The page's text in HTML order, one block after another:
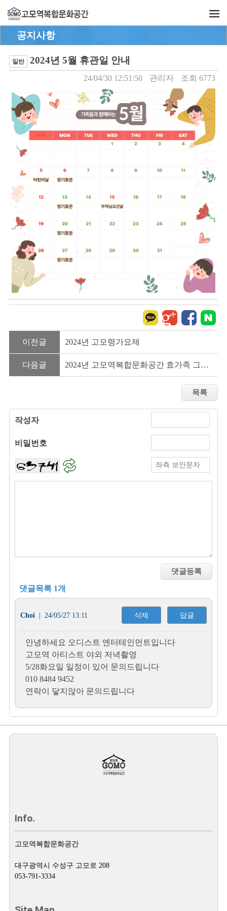
공지사항
일반 2024년 5월 휴관일 안내
24/04/30 12:51:50 관리자 조회 6773
이전글 2024년 고모령가요제
다음글 2024년 고모역복합문화공간 효가족 그림공모전
작성자
비밀번호
댓글목록 1개
삭제 답글
Choi | 24/05/27 13:11
안녕하세요 오디스트 엔터테인먼트입니다
고모역 아티스트 야외 저녁촬영
5/28화요일 일정이 있어 문의드립니다
010 8484 9452
연락이 닿지않아 문의드립니다
Info.
고모역복합문화공간
대구광역시 수성구 고모로 208
053-791-3334